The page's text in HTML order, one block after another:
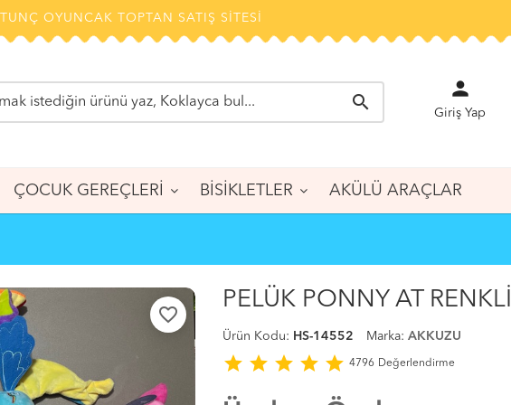
TUNÇ OYUNCAK TOPTAN SATIŞ SİTESİ
search
person
Giriş Yap
ÇOCUK GEREÇLERİ BİSİKLETLER AKÜLÜ ARAÇLAR
favorite_border
PELÜK PONNY AT RENKLİ
Ürün Kodu: HS-14552 Marka: AKKUZU
star star star star star 4796 Değerlendirme